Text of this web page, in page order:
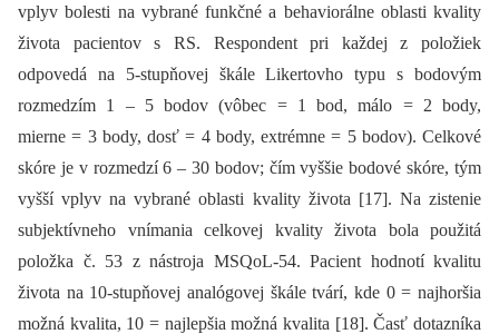
vplyv bolesti na vybrané funkčné a behaviorálne oblasti kvality
života pacientov s RS. Respondent pri každej z položiek
odpovedá na 5-stupňovej škále Likertovho typu s bodovým
rozmedzím 1 –⁠ 5 bodov (vôbec = 1 bod, málo = 2 body,
mierne = 3 body, dosť = 4 body, extrémne = 5 bodov). Celkové
skóre je v rozmedzí 6 –⁠ 30 bodov; čím vyššie bodové skóre, tým
vyšší vplyv na vybrané oblasti kvality života [17]. Na zistenie
subjektívneho vnímania celkovej kvality života bola použitá
položka č. 53 z nástroja MSQoL-54. Pacient hodnotí kvalitu
života na 10-stupňovej analógovej škále tvárí, kde 0 = najhoršia
možná kvalita, 10 = najlepšia možná kvalita [18]. Časť dotazníka